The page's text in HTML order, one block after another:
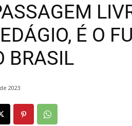
É O
BRASIL
2023